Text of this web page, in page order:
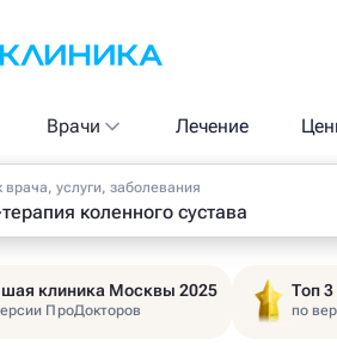
Врачи Лечение
врача, услуги, заболевания
клиника Москвы 2025
ПроДокторов
Топ
по